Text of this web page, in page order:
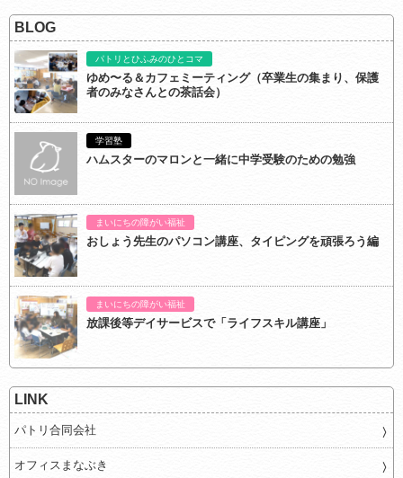
BLOG
パトリとひふみのひとコマ
ゆめ〜る＆カフェミーティング（卒業生の集まり、保護
者のみなさんとの茶話会）
学習塾
ハムスターのマロンと一緒に中学受験のための勉強
まいにちの障がい福祉
おしょう先生のパソコン講座、タイピングを頑張ろう編
まいにちの障がい福祉
放課後等デイサービスで「ライフスキル講座」
LINK
パトリ合同会社
オフィスまなぶき